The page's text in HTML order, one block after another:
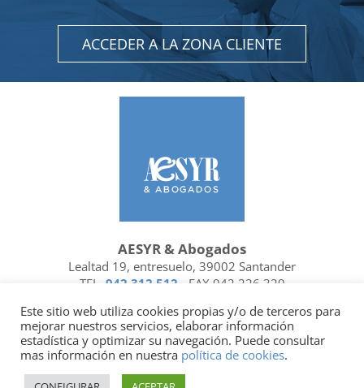
ACCEDER A LA ZONA CLIENTE
AESYR & Abogados
Lealtad 19, entresuelo, 39002 Santander
TEL. 942 312 512 - FAX 942 226 329
FacebookLinkedin
Socio de | Miembro de
Este sitio web utiliza cookies propias y/o de terceros para
mejorar nuestros servicios, elaborar información
estadística y optimizar su navegación. Puede consultar
mas información en nuestra política de cookies.